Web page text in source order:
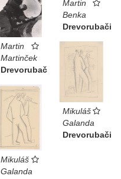
Martin
Benka
Drevorubači
Martin
Martinček
Drevorubač
Mikuláš
Galanda
Drevorubači
Mikuláš
Galanda